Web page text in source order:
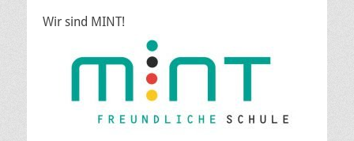
Wir sind MINT!